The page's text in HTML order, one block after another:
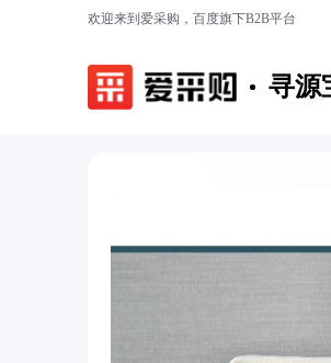
欢迎来到爱采购，百度旗下B2B平台
寻源